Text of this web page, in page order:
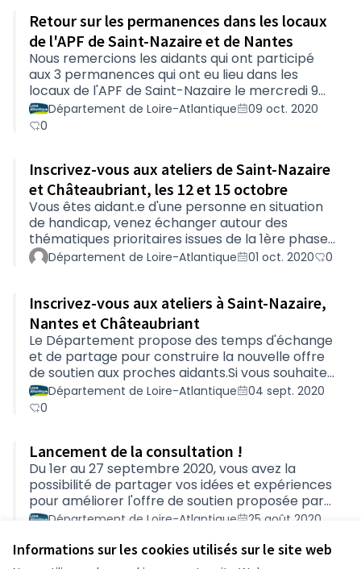
Informations sur les cookies utilisés sur le site web
participé à un des projets, merci de répondre à
ce questionnaire, afin de nous faire part de
votre avis et de vos suggestions
d’amélioration.Cela vous prendra environ 3
minutes.
Retour sur les permanences dans les locaux
de l'APF de Saint-Nazaire et de Nantes
Nous remercions les aidants qui ont participé
aux 3 permanences qui ont eu lieu dans les
locaux de l'APF de Saint-Nazaire le mercredi 9
septembre et de Nantes le jeudi 10 septembre.
Ils ont pu nous faire part de leurs besoins et de
améliorer l'offre de soutien aux aidants de
proches en situation de handicap.Vous
trouverez les comptes-rendus de ces 3
permanences sur la page présentation dans le
dossier "Synt…
Département de Loire-Atlantique
09 oct. 2020
0
Inscrivez-vous aux ateliers de Saint-Nazaire
et Châteaubriant, les 12 et 15 octobre
Vous êtes aidant.e d'une personne en situation
de handicap, venez échanger autour des
thématiques prioritaires issues de la 1ère phase
de consultation!Ces temps de rencontres nous
aidants de proches en situation de handicap, qui
sera mise en place au second semestre 2021. En
parallèle de ces ateliers, un temps d’activité
sera proposé aux proches en situation de
handicap que vous accompagnez. Si vous
souhaitez …
Département de Loire-Atlantique 01 oct. 2020 0
Inscrivez-vous aux ateliers à Saint-Nazaire,
Nantes et Châteaubriant
Le Département propose des temps d'échange
et de partage pour construire la nouvelle offre
de soutien aux proches aidants.Si vous souhaitez
vous inscrire, rendez-vous dans l'onglet
Rencontres.
Département de Loire-Atlantique
04 sept. 2020
0
Lancement de la consultation !
Du 1er au 27 septembre 2020, vous avez la
possibilité de partager vos idées et expériences
pour améliorer l'offre de soutien proposée par
le Département aux aidant·e·s de personnes en
questionnaire et/ou donner votre avis dans
Département de Loire-Atlantique
25 août 2020